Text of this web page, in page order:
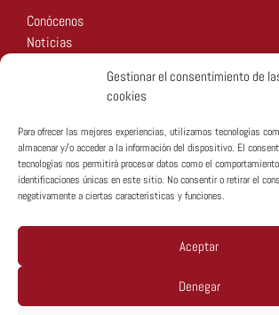
Gestionar el consentimiento de
cookies
Para ofrecer las mejores experiencias, utilizamos tecnologías
almacenar y/o acceder a la información del dispositivo. El
tecnologías nos permitirá procesar datos como el
identificaciones únicas en este sitio. No consentir o retirar el
negativamente a ciertas características y funciones.
Aceptar
Denegar
Conócenos
Noticias
Copyright © MTA España